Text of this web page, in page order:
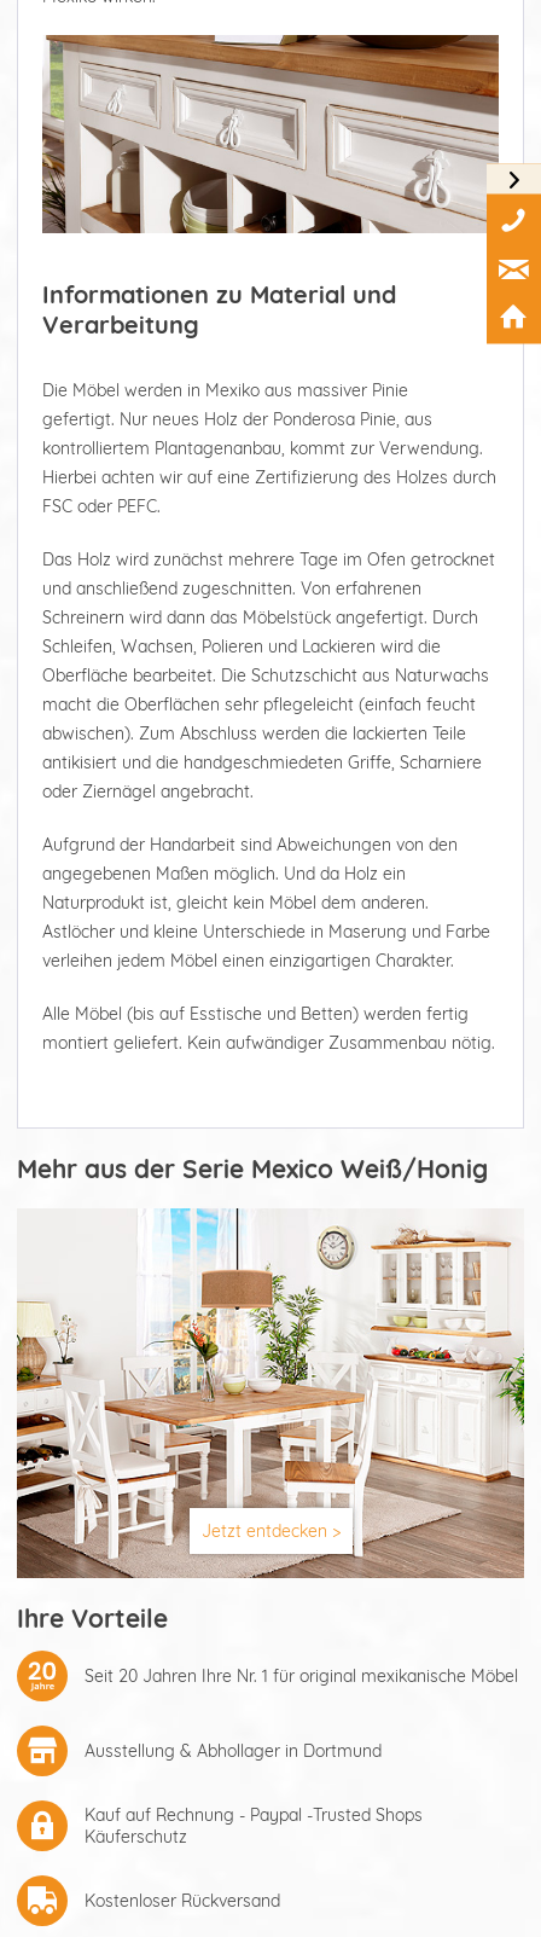
Informationen zu Material und
Verarbeitung
Die Möbel werden in Mexiko aus massiver Pinie
gefertigt. Nur neues Holz der Ponderosa Pinie, aus
kontrolliertem Plantagenanbau, kommt zur Verwendung.
Hierbei achten wir auf eine Zertifizierung des Holzes durch
FSC oder PEFC.
Das Holz wird zunächst mehrere Tage im Ofen getrocknet
und anschließend zugeschnitten. Von erfahrenen
Schreinern wird dann das Möbelstück angefertigt. Durch
Schleifen, Wachsen, Polieren und Lackieren wird die
Oberfläche bearbeitet. Die Schutzschicht aus Naturwachs
macht die Oberflächen sehr pflegeleicht (einfach feucht
abwischen). Zum Abschluss werden die lackierten Teile
antikisiert und die handgeschmiedeten Griffe, Scharniere
oder Ziernägel angebracht.
Aufgrund der Handarbeit sind Abweichungen von den
angegebenen Maßen möglich. Und da Holz ein
Naturprodukt ist, gleicht kein Möbel dem anderen.
Astlöcher und kleine Unterschiede in Maserung und Farbe
verleihen jedem Möbel einen einzigartigen Charakter.
Alle Möbel (bis auf Esstische und Betten) werden fertig
montiert geliefert. Kein aufwändiger Zusammenbau nötig.
Mehr aus der Serie Mexico Weiß/Honig
Jetzt entdecken >
Ihre Vorteile
Seit 20 Jahren Ihre Nr. 1 für original mexikanische Möbel
Ausstellung & Abhollager in Dortmund
Kauf auf Rechnung - Paypal -Trusted Shops
Käuferschutz
Kostenloser Rückversand